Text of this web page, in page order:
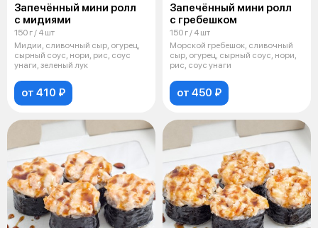
Запечённый мини ролл
с мидиями
150 г / 4 шт
Мидии, сливочный сыр, огурец,
сырный соус, нори, рис, соус
унаги, зеленый лук
от 410 ₽
Запечённый мини ролл
с гребешком
150 г / 4 шт
Морской гребешок, сливочный
сыр, огурец, сырный соус, нори,
рис, соус унаги
от 450 ₽